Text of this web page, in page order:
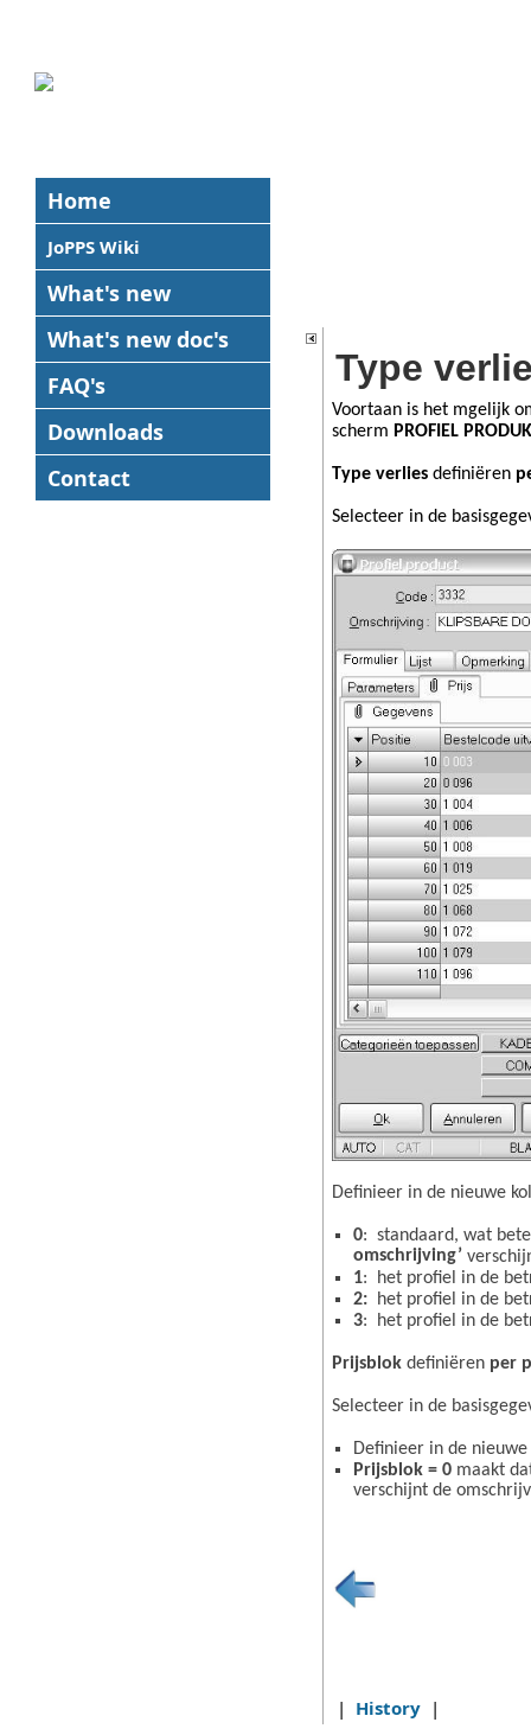
Home
JoPPS Wiki
What's new
What's new doc's
FAQ's
Downloads
Contact
Type
Voortaan is het mgelijk
scherm PROFIEL
Type verlies definiëren
Selecteer in de
Definieer in de nieuwe
0: standaard, wat
omschrijving’
1: het profiel in de
2: het profiel in de
3: het profiel in de
Prijsblok definiëren per
Selecteer in de
Definieer in de nieuwe
Prijsblok = 0 maakt
verschijnt de
| History |